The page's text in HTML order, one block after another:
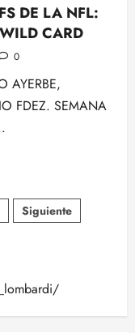
DE LA NFL:
CARD
0
AYERBE,
FDEZ. SEMANA
Siguiente